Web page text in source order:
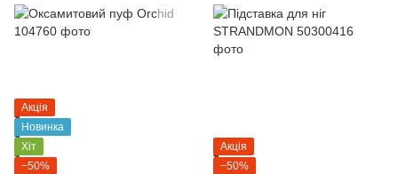
Акція
Новинка
Хіт
−50%
Акція
−50%